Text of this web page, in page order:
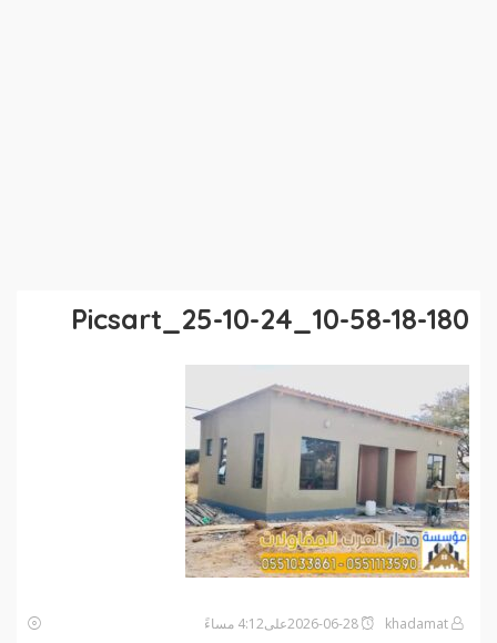
Picsart_25-10-24_10-58-18-180